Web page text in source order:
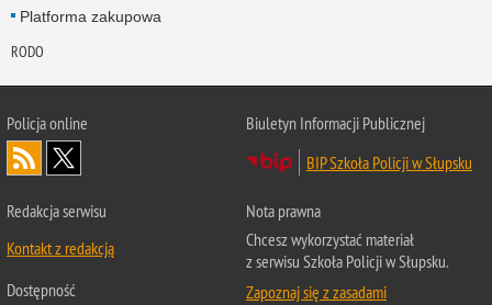
Platforma zakupowa
RODO
Policja online
Biuletyn Informacji Publicznej
BIP Szkoła Policji w Słupsku
Redakcja serwisu
Kontakt z redakcją
Dostępność
Nota prawna
Chcesz wykorzystać materiał
z serwisu Szkoła Policji w Słupsku.
Zapoznaj się z zasadami